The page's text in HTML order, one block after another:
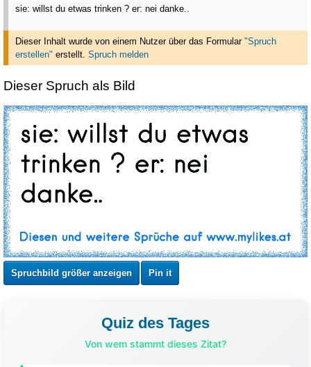
sie: willst du etwas trinken ? er: nei danke..
Dieser Inhalt wurde von einem Nutzer über das Formular "Spruch
erstellen" erstellt. Spruch melden
Dieser Spruch als Bild
Spruchbild größer anzeigen Pin it
Quiz des Tages
Von wem stammt dieses Zitat?